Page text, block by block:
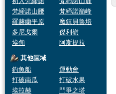
梵締諾山腰
梵締諾巔峰
羅赫蘭平原
魔鎮貝魯培
多尼戈爾
傑利嶺
埃甸
阿斯提拉
其他區域
釣魚船
運動會
打破南瓜
打破水果
埃拉赫
鬥爭之塔